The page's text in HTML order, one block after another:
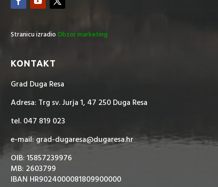
Stranicu izradioObzor marketing
KONTAKT
Grad Duga Resa
Adresa: Trg sv. Jurja 1, 47 250 Duga Resa
tel. 047 819 023
e-mail: grad-dugaresa@dugaresa.hr
OIB: 15857239976
MB: 2603799
IBAN HR9024000081809900000